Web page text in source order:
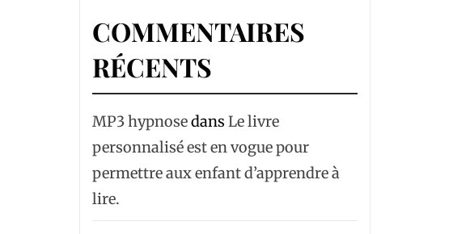
COMMENTAIRES
RÉCENTS
MP3 hypnosedans Le livre
personnalisé est en vogue pour
permettre aux enfant d’apprendre à
lire.